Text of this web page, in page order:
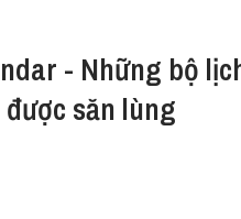
- Những bộ
săn lùng